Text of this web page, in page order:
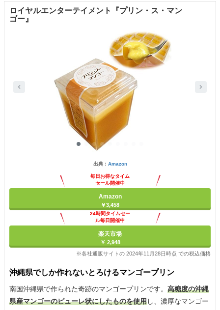
ロイヤルエンターテイメント『プリン・ス・マン
ゴー』
出典： Amazon
毎日お得なタイム
セール開催中
Amazon
￥3,458
24時間タイムセー
ル毎日開催中
楽天市場
￥ 2,948
※各社通販サイトの 2024年11月28日時点 での税込価格
沖縄県でしか作れないとろけるマンゴープリン
南国沖縄県で作られた奇跡のマンゴープリンです。 高糖度の沖縄
県産マンゴーのピューレ状にしたものを使用し、濃厚なマンゴー